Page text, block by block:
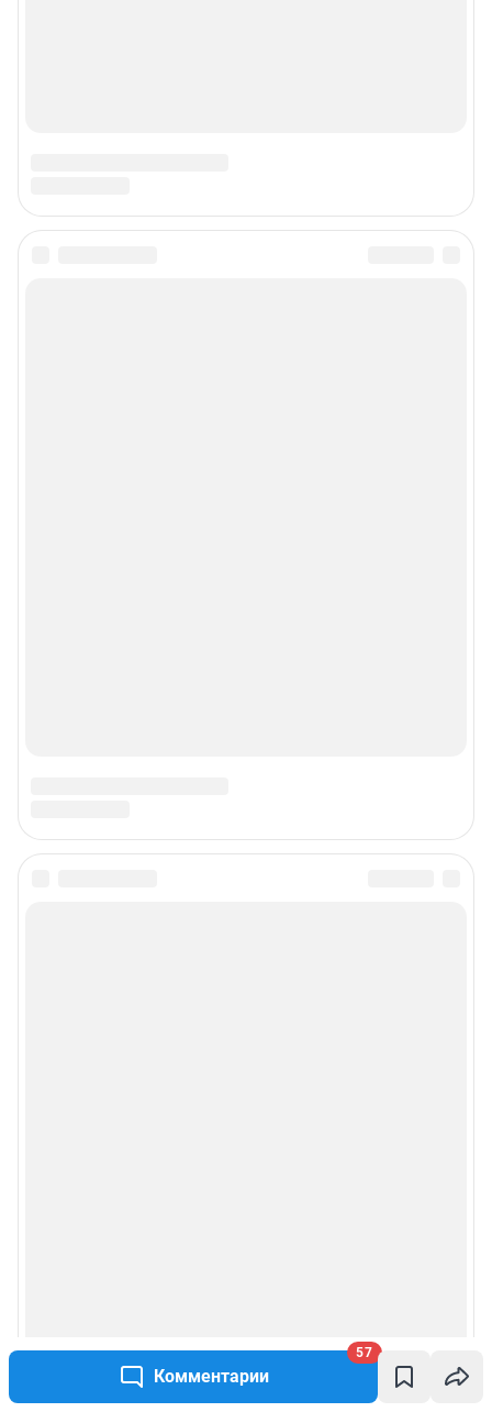
Комментарии
57